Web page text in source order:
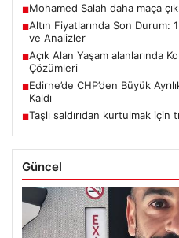
■Mohamed Salah daha maça
■Altın Fiyatlarında Son
ve Analizler
■Açık Alan Yaşam alanlarında
Çözümleri
■Edirne’de CHP’den Büyük
Kaldı
■Taşlı saldırıdan kurtulmak
Güncel